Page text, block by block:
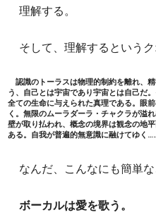
理解する。
そして、理解するというク
認識のトーラスは物理的制約を離れ、
う、自己とは宇宙であり宇宙とは自己だ
全ての生命に与えられた真理である。眼
く。無限のムーラダーラ・チャクラが溢
壁が取り払われ、概念の境界は観念の地
ある。自我が普遍的無意識に融けてゆく
なんだ、こんなにも簡単な
ボーカルは愛を歌う。